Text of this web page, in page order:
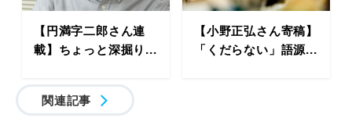
【円満字二郎さん連
載】ちょっと深掘り...
【小野正弘さん寄稿】
「くだらない」語源...
関連記事